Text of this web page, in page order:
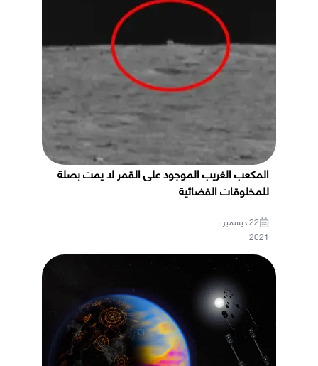
المكعب الغريب الموجود على القمر لا يمت بصلة
للمخلوقات الفضائية
22 ديسمبر ،
2021